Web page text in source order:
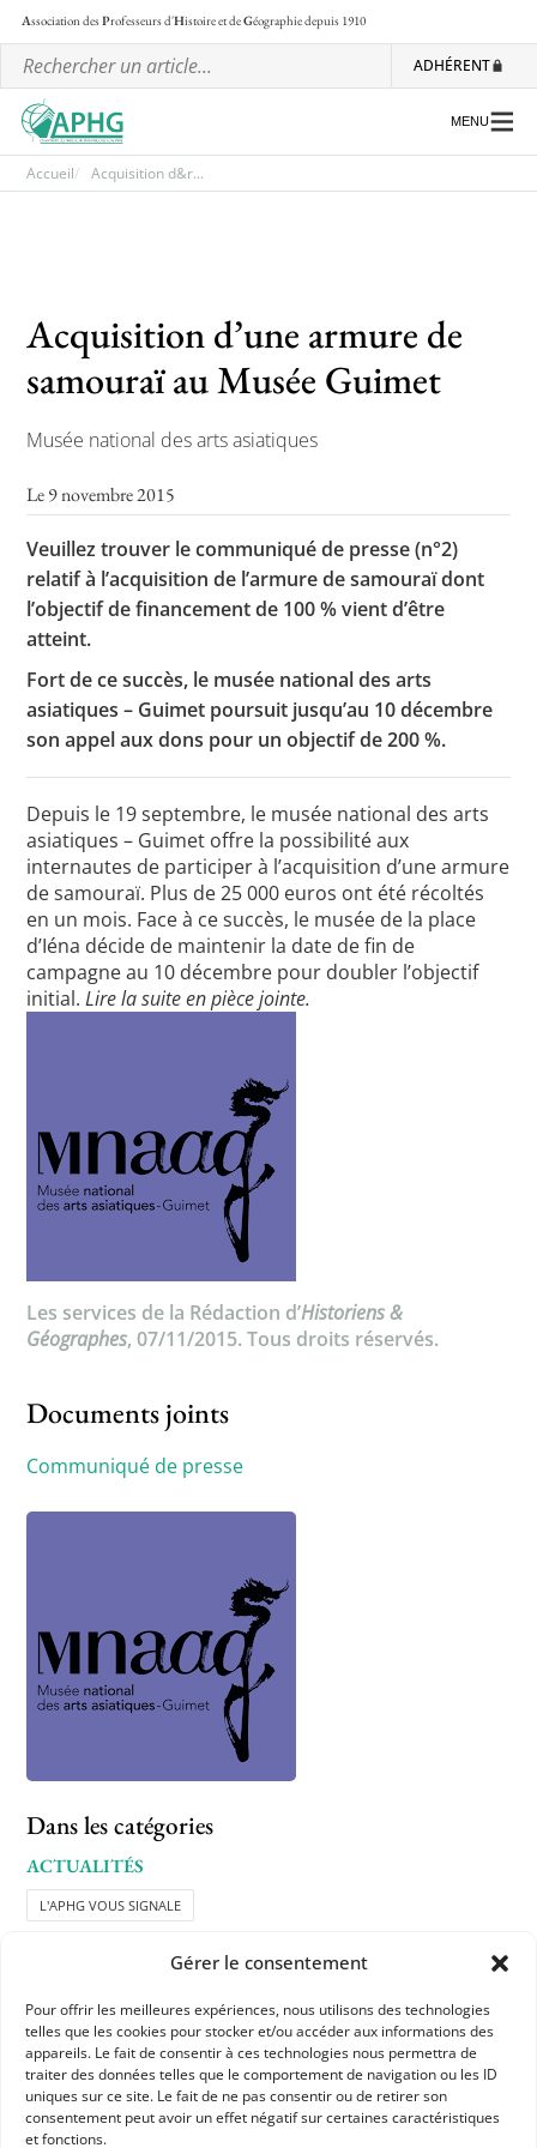
Gérer le consentement
Pour offrir les meilleures expériences, nous utilisons des technologies
telles que les cookies pour stocker et/ou accéder aux informations des
appareils. Le fait de consentir à ces technologies nous permettra de
traiter des données telles que le comportement de navigation ou les ID
uniques sur ce site. Le fait de ne pas consentir ou de retirer son
consentement peut avoir un effet négatif sur certaines caractéristiques
et fonctions.
Association desProfesseurs d'Histoire et deGéographiedepuis 1910
ADHÉRENT
Les ateliers nationaux
Communiqués et motions
Lettre d’information de l’APHG
Les rendez-vous de l’APHG
Concours de recrutement
Concours scolaires
Conférences, tables rondes
Critique d’ouvrages publiés
Culture
MENU
Accueil Acquisition d&r...
Acquisition d’une armure de
samouraï au Musée Guimet
Musée national des arts asiatiques
Le 9 novembre 2015
Veuillez trouver le communiqué de presse (n°2)
relatif à l’acquisition de l’armure de samouraï dont
l’objectif de financement de 100 % vient d’être
atteint.
Fort de ce succès, le musée national des arts
asiatiques – Guimet poursuit jusqu’au 10 décembre
son appel aux dons pour un objectif de 200 %.
Depuis le 19 septembre, le musée national des arts
asiatiques – Guimet offre la possibilité aux
internautes de participer à l’acquisition d’une armure
de samouraï. Plus de 25 000 euros ont été récoltés
en un mois. Face à ce succès, le musée de la place
d’Iéna décide de maintenir la date de fin de
campagne au 10 décembre pour doubler l’objectif
initial.Lire la suite en pièce jointe.
Les services de la Rédaction d’Historiens &
Géographes, 07/11/2015. Tous droits réservés.
Documents joints
Communiqué de presse
Dans les catégories
ACTUALITÉS
L'APHG VOUS SIGNALE
APHG